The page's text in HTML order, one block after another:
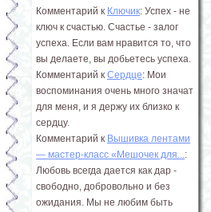
Комментарий к Ключик: Успех - не
ключ к счастью. Счастье - залог
успеха. Если вам нравится то, что
вы делаете, вы добьетесь успеха.
Комментарий к Сердце: Мои
воспоминания очень много значат
для меня, и я держу их близко к
сердцу.
Комментарий к Вышивка лентами
― мастер-класс «Мешочек для...:
Любовь всегда дается как дар -
свободно, добровольно и без
ожидания. Мы не любим быть